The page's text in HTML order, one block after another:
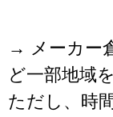
→ メーカー
ど一部地域
ただし、時